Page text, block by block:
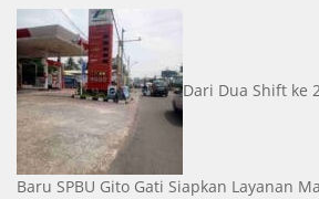
Dari Dua Shift ke
Baru SPBU Gito Gati Siapkan Layanan